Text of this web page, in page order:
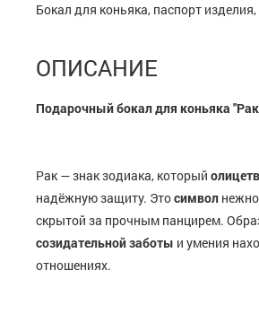
Бокал для коньяка, паспорт
ОПИСАНИЕ
Подарочный бокал для коньяка
Рак — знак зодиака, который
надёжную защиту. Этосимвол
скрытой за прочным панцирем.
созидательной заботы и умения
отношениях.